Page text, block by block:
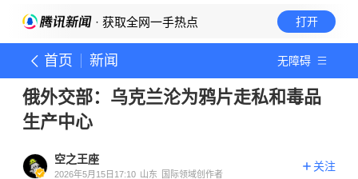
· 获取全网一手热点 打开
首页 新闻 无障碍
俄外交部：乌克兰沦为鸦片走私和毒品
生产中心
空之王座
2026年5月15日17:10 山东 国际领域创作者
关注